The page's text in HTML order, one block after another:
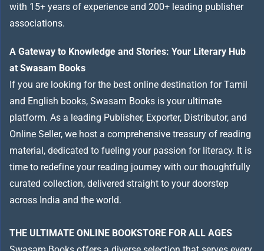
with 15+ years of experience and 200+ leading publisher
associations.
A Gateway to Knowledge and Stories: Your Literary Hub
at Swasam Books
If you are looking for the best online destination for Tamil
and English books, Swasam Books is your ultimate
platform. As a leading Publisher, Exporter, Distributor, and
Online Seller, we host a comprehensive treasury of reading
material, dedicated to fueling your passion for literacy. It is
time to redefine your reading journey with our thoughtfully
curated collection, delivered straight to your doorstep
across India and the world.
THE ULTIMATE ONLINE BOOKSTORE FOR ALL AGES